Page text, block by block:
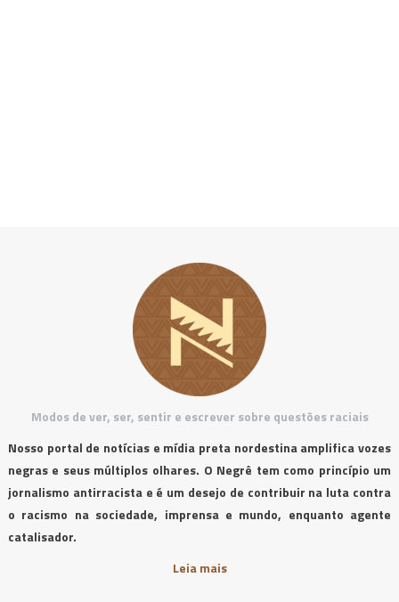
Modos de ver, ser, sentir e escrever sobre questões raciais
Nosso portal de notícias e mídia preta nordestina amplifica vozes
negras e seus múltiplos olhares. O Negrê tem como princípio um
jornalismo antirracista e é um desejo de contribuir na luta contra
o racismo na sociedade, imprensa e mundo, enquanto agente
catalisador.
Leia mais